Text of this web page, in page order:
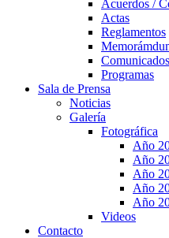
Acuerdos /
Actas
Reglamentos
Programas
Sala de Prensa
Noticias
Galería
Fotográfica
Año
Año
Año
Año
Año
Videos
Contacto